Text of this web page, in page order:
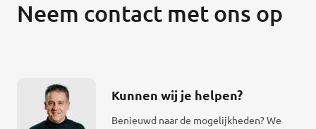
Neem contact met ons op
Kunnen wij je helpen?
Benieuwd naar de mogelijkheden? We